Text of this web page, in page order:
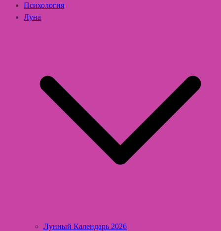
Психология
Луна
Лунный Календарь 2026